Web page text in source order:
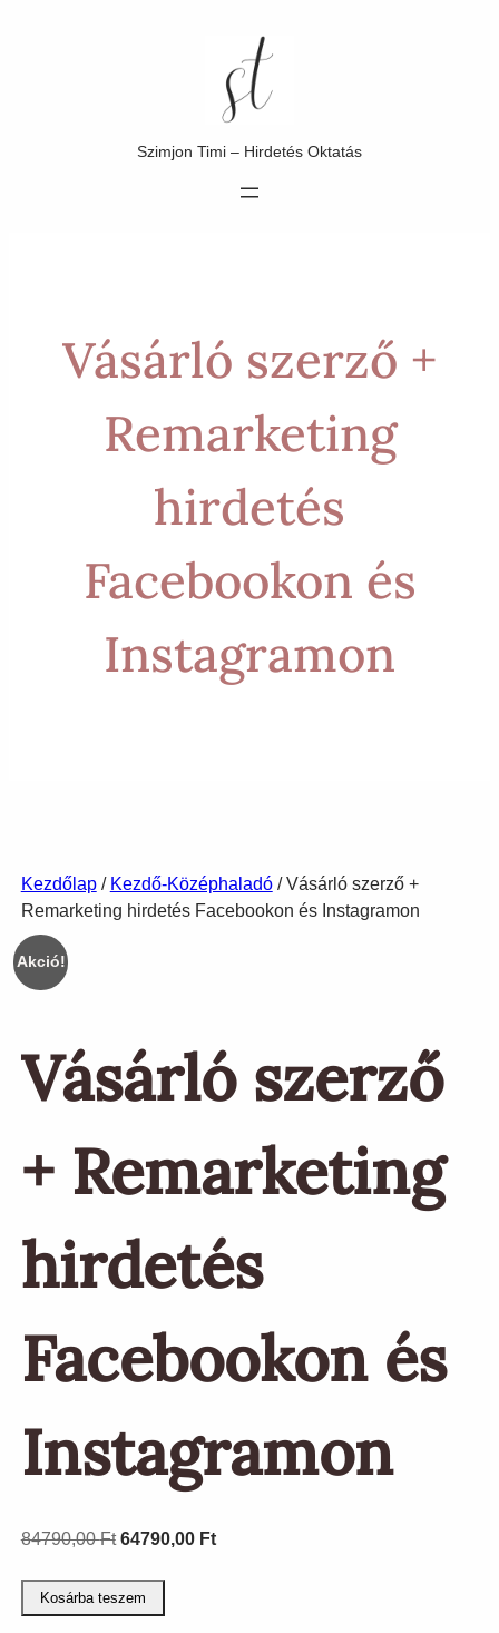
Szimjon Timi – Hirdetés Oktatás
Vásárló szerző +
Remarketing
hirdetés
Facebookon és
Instagramon
Kezdőlap/ Kezdő-Középhaladó/ Vásárló szerző +
Remarketing hirdetés Facebookon és Instagramon
Akció!
Vásárló szerző
+ Remarketing
hirdetés
Facebookon és
Instagramon
84790,00Ft Original
was:
84790,00 Ft.
64790,00 FtCurrent
Vásárló
szerző
Kosárba teszem